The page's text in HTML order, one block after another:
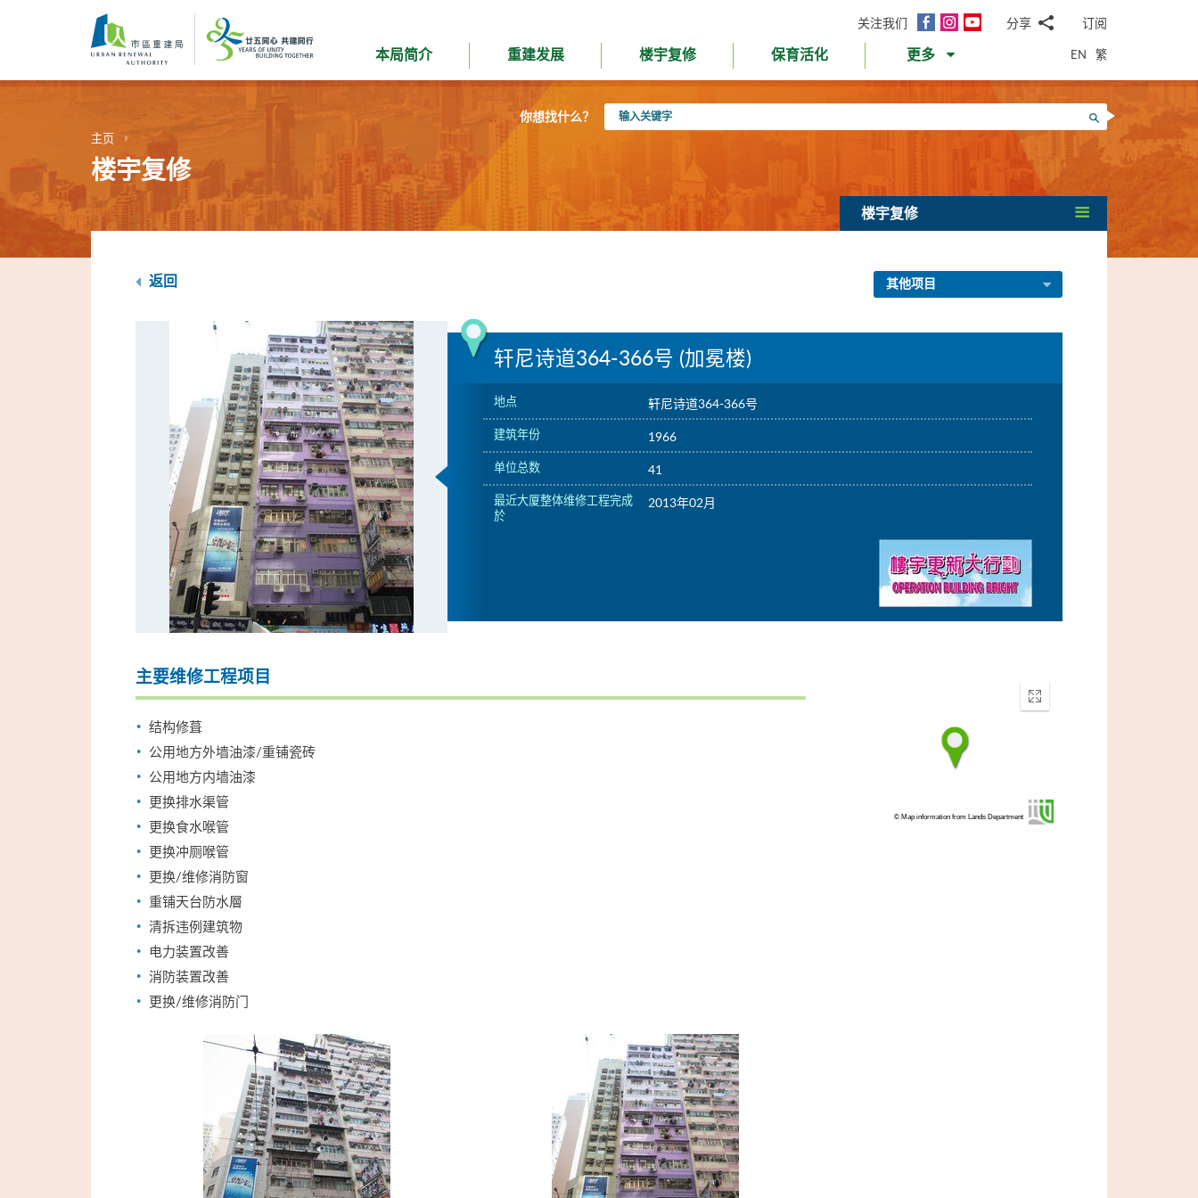
内
关注我们
面
InstagramYouTube分享
邮WhatsApp
微
信
面
书Twitter
LinkedIn
微
订阅
本局简介 重建发展 楼宇复修 保育活化 更多 EN 繁
你想找什么？
入
搜寻
主页
楼宇复修
楼宇复修
返回 其他项目
轩尼诗道364-366号 (加冕楼)
地点 轩尼诗道364-366号
建筑年份 1966
单位总数 41
最近大厦整体维修工程完成
於
2013年02月
主要维修工程项目
结构修葺
公用地方外墙油漆/重铺瓷砖
公用地方内墙油漆
更换排水渠管
更换食水喉管
更换冲厕喉管
更换/维修消防窗
重铺天台防水層
清拆违例建筑物
电力装置改善
消防装置改善
更换/维修消防门
Enter
fullscreen
© Map information from Lands Department